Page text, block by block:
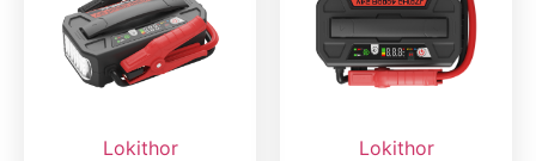
Lokithor
Lokithor